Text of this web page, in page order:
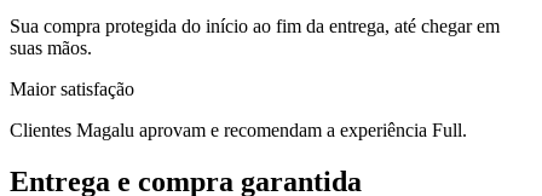
Sua compra protegida do início ao fim da entrega, até chegar em
suas mãos.
Maior satisfação
Clientes Magalu aprovam e recomendam a experiência Full.
Entrega e compra garantida